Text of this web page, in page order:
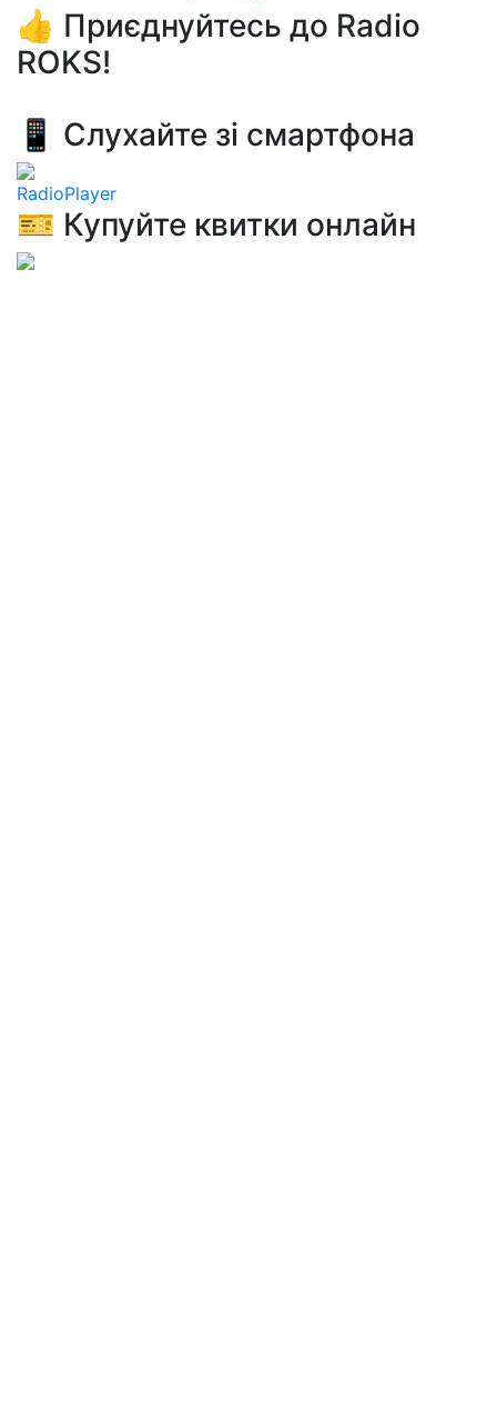
👍 Приєднуйтесь до Radio
ROKS!
📱 Слухайте зі смартфона
RadioPlayer
🎫 Купуйте квитки онлайн